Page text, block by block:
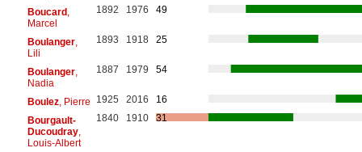
Boucard,
Marcel
1892 1976 49
Boulanger,
Lili
1893 1918 25
Boulanger,
Nadia
1887 1979 54
Boulez, Pierre 1925 2016
16
Bourgault-
Ducoudray,
Louis-Albert
1840 1910 31